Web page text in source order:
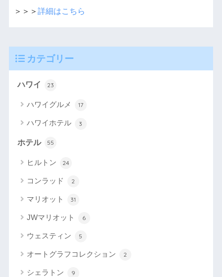
＞＞＞ 詳細はこちら
カテゴリー
ハワイ 23
ハワイグルメ 17
ハワイホテル 3
ホテル 55
ヒルトン 24
コンラッド 2
マリオット 31
JWマリオット 6
ウェスティン 5
オートグラフコレクション 2
シェラトン 9